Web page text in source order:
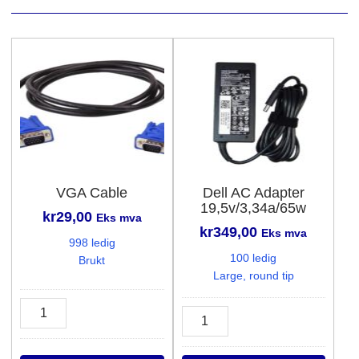
VGA Cable
kr29,00 Eks mva
998 ledig
Brukt
VGA
antall
Dell AC Adapter
19,5v/3,34a/65w
kr349,00 Eks mva
100 ledig
Large, round tip
Adapter